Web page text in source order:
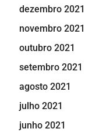
dezembro 2021
novembro 2021
outubro 2021
setembro 2021
agosto 2021
julho 2021
junho 2021